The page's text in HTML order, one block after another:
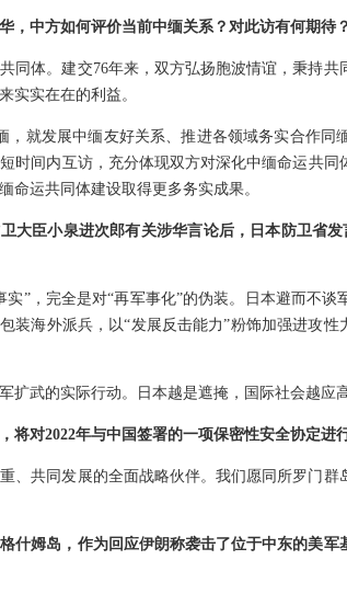
，中方如何评价当前中缅关系？对此访有何期待？
同体。建交76年来，双方弘扬胞波情谊，秉持
实实在在的利益。
，就发展中缅友好关系、推进各领域务实合作
时间内互访，充分体现双方对深化中缅命运共
命运共同体建设取得更多务实成果。
大臣小泉进次郎有关涉华言论后，日本防卫省
”，完全是对“再军事化”的伪装。日本避而不谈
装海外派兵，以“发展反击能力”粉饰加强进攻
扩武的实际行动。日本越是遮掩，国际社会越应
将对2022年与中国签署的一项保密性安全协定进
、共同发展的全面战略伙伴。我们愿同所罗门
什姆岛，作为回应伊朗称袭击了位于中东的美